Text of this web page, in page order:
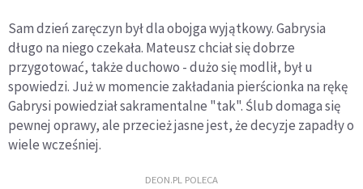
Sam dzień zaręczyn był dla obojga wyjątkowy. Gabrysia
długo na niego czekała. Mateusz chciał się dobrze
przygotować, także duchowo - dużo się modlił, był u
spowiedzi. Już w momencie zakładania pierścionka na rękę
Gabrysi powiedział sakramentalne "tak". Ślub domaga się
pewnej oprawy, ale przecież jasne jest, że decyzje zapadły o
wiele wcześniej.
DEON.PL POLECA